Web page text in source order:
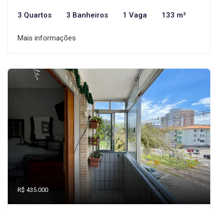
3 Quartos 3 Banheiros 1 Vaga 133 m²
Mais informações
R$ 435.000